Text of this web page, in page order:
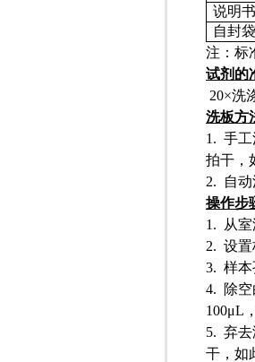
说明书
自封袋
注：标
试剂的
20×洗
洗板方
1. 手
拍干，
2.
自
操作步
1.
从
2. 设
3. 样
4.
除
100μL
5. 弃
干，如